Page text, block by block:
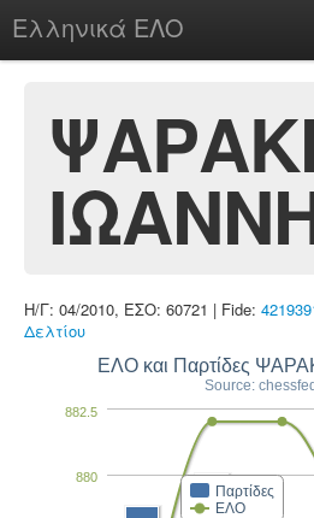
Ελληνικά ΕΛΟ
chesstu.be @ discord
Login
Η/Γ: 04/2010, ΕΣΟ: 60721 | Fide:
Δελτίου
ΕΛΟ και Παρτίδες
Source:
Παρτίδες
ΕΛΟ
880
882.5